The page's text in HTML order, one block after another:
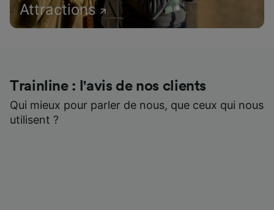
Attractions
Trainline : l'avis de nos clients
Qui mieux pour parler de nous, que ceux qui nous
utilisent ?